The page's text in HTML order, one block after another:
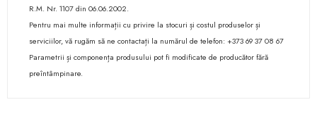
R.M. Nr. 1107 din 06.06.2002.
Pentru mai multe informații cu privire la stocuri și costul produselor și
serviciilor, vă rugăm să ne contactați la numărul de telefon: +373 69 37 08 67
Parametrii și componența produsului pot fi modificate de producător fără
preîntâmpinare.